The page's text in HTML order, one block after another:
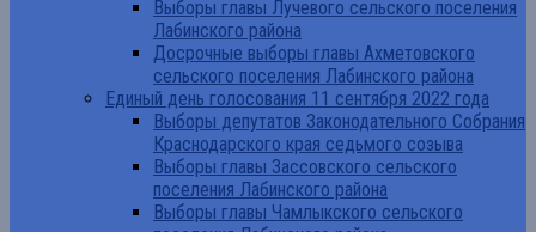
Выборы главы Лучевого сельского поселения
Лабинского района
Досрочные выборы главы Ахметовского
сельского поселения Лабинского района
Единый день голосования 11 сентября 2022 года
Выборы депутатов Законодательного Собрания
Краснодарского края седьмого созыва
Выборы главы Зассовского сельского
поселения Лабинского района
Выборы главы Чамлыкского сельского